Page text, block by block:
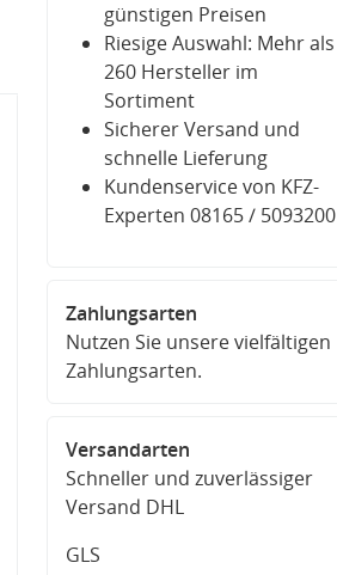
günstigen Preisen
Riesige Auswahl: Mehr als
260 Hersteller im
Sortiment
Sicherer Versand und
schnelle Lieferung
Kundenservice von KFZ-
Experten 08165 / 5093200
Zahlungsarten
Nutzen Sie unsere vielfältigen
Zahlungsarten.
Versandarten
Schneller und zuverlässiger
Versand DHL
GLS